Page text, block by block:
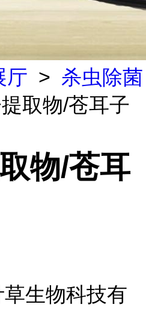
厅 > 杀虫除菌
取物/苍耳子
物/苍耳
生物科技有